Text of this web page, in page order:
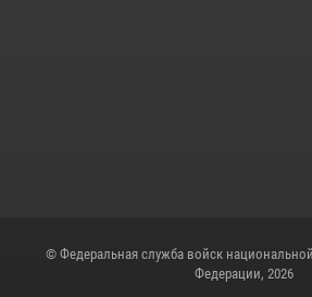
© Федеральная служба войск
Федерации, 2026